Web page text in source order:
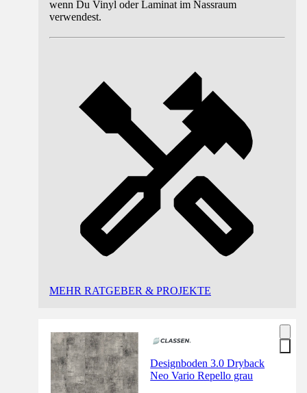
wenn Du Vinyl oder Laminat im Nassraum
verwendest.
MEHR RATGEBER & PROJEKTE
Designboden 3.0 Dryback
Neo Vario Repello grau